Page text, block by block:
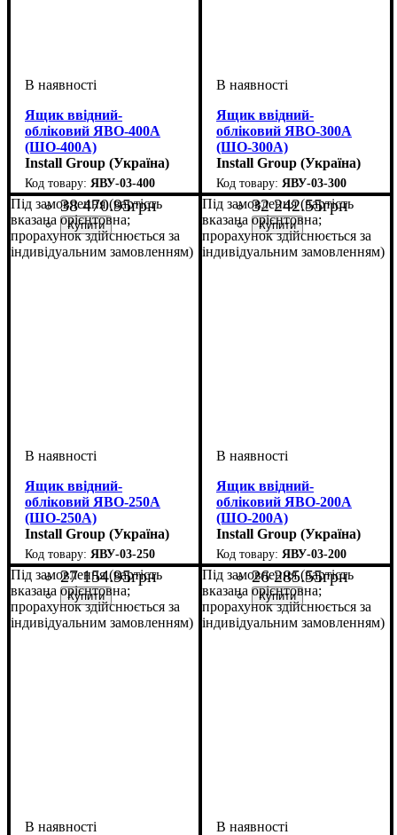
Ящик ввідний-
обліковий ЯВО-400А
(ШO-400А)
Install Group (Україна)
ЯВУ-03-400
38 470.95грн
Ящик ввідний-
обліковий ЯВО-300А
(ШO-300А)
Install Group (Україна)
ЯВУ-03-300
32 242.55грн
Під замовлення (вартість
вказана орієнтовна;
прорахунок здійснюється за
індивідуальним замовленням)
Ящик ввідний-
обліковий ЯВО-250А
(ШO-250А)
Install Group (Україна)
ЯВУ-03-250
27 154.95грн
Під замовлення (вартість
вказана орієнтовна;
прорахунок здійснюється за
індивідуальним замовленням)
Ящик ввідний-
обліковий ЯВО-200А
(ШO-200А)
Install Group (Україна)
ЯВУ-03-200
26 285.55грн
Під замовлення (вартість
вказана орієнтовна;
прорахунок здійснюється за
індивідуальним замовленням)
Під замовлення (вартість
вказана орієнтовна;
прорахунок здійснюється за
індивідуальним замовленням)